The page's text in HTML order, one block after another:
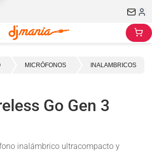
MICRÓFONOS INALAMBRICOS
Go Gen 3
inalámbrico ultracompacto y